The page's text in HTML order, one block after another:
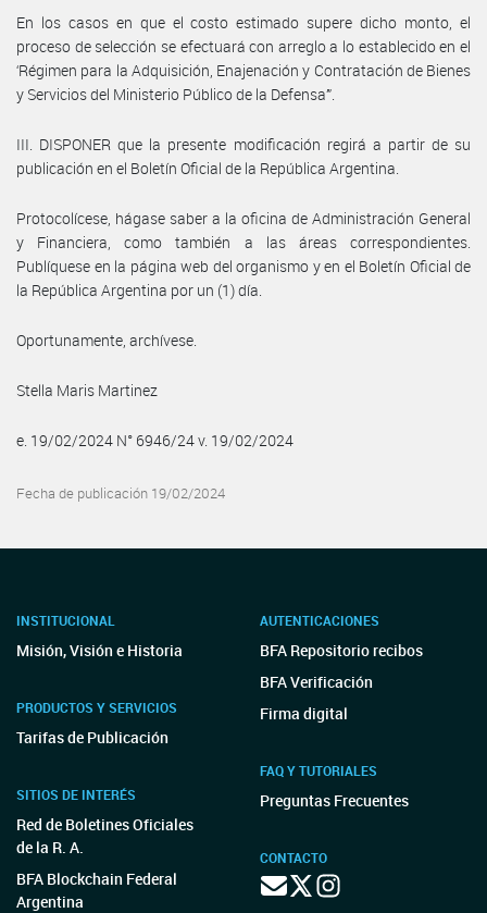
En los casos en que el costo estimado supere dicho monto, el
proceso de selección se efectuará con arreglo a lo establecido en el
‘Régimen para la Adquisición, Enajenación y Contratación de Bienes
y Servicios del Ministerio Público de la Defensa’”.
III. DISPONER que la presente modificación regirá a partir de su
publicación en el Boletín Oficial de la República Argentina.
Protocolícese, hágase saber a la oficina de Administración General
y Financiera, como también a las áreas correspondientes.
Publíquese en la página web del organismo y en el Boletín Oficial de
la República Argentina por un (1) día.
Oportunamente, archívese.
Stella Maris Martinez
e. 19/02/2024 N° 6946/24 v. 19/02/2024
Fecha de publicación 19/02/2024
INSTITUCIONAL
Misión, Visión e Historia
PRODUCTOS Y SERVICIOS
Tarifas de Publicación
SITIOS DE INTERÉS
Red de Boletines Oficiales
de la R. A.
BFA Blockchain Federal
Argentina
AUTENTICACIONES
BFA Repositorio recibos
BFA Verificación
Firma digital
FAQ Y TUTORIALES
Preguntas Frecuentes
CONTACTO